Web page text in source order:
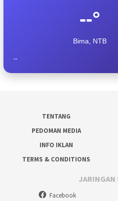
--°
Bima, NTB
--
TENTANG
PEDOMAN MEDIA
INFO IKLAN
TERMS & CONDITIONS
JARINGAN
Facebook